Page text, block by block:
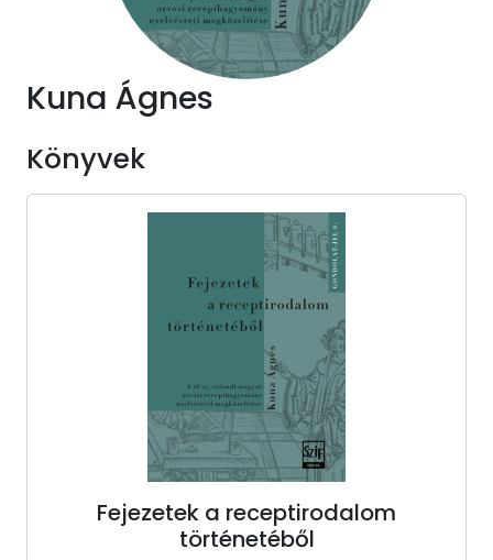
Kuna Ágnes
Könyvek
Fejezetek a receptirodalom
történetéből